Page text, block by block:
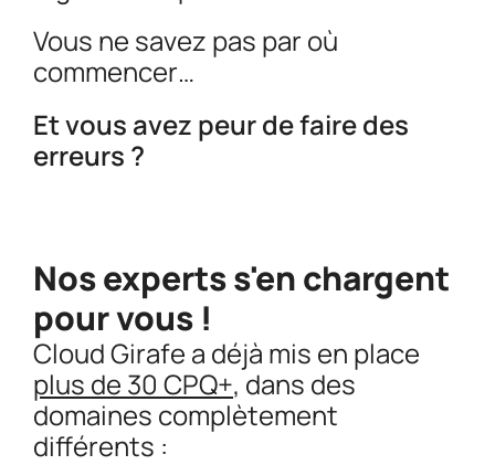
Vous ne savez pas par où
commencer…
Et vous avez peur de faire des
erreurs ?
Nos experts s'en chargent
pour vous !
Cloud Girafe a déjà mis en place
plus de 30 CPQ+, dans des
domaines complètement
différents :